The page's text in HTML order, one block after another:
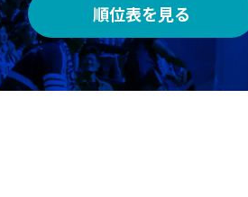
順位表を見る